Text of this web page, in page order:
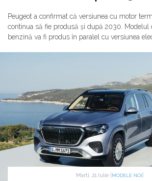
Peugeot a confirmat că versiunea cu motor
continua să fie produsă și după 2030. Modelul
benzină va fi produs în paralel cu versiunea
Marti, 21 Iulie | MODELE NOI